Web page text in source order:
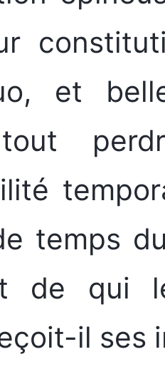
et
tout
temps
de qui le
il ses